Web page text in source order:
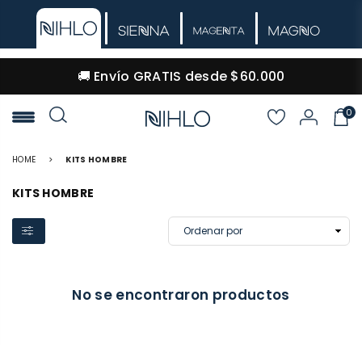
🚚 Envío GRATIS desde $60.000
NIHLO
0
HOME > KITS HOMBRE
KITS HOMBRE
No se encontraron productos